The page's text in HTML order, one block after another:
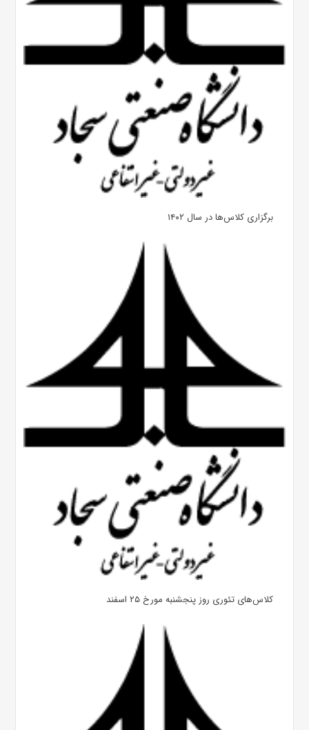
برگزاری کلاس‌ها در سال ۱۴۰۲
کلاس‌های تئوری روز پنجشنبه مورخ ۲۵ اسفند